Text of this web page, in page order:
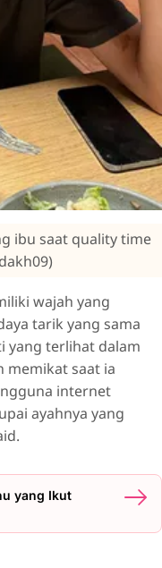
ibu saat quality time
wajah yang
tarik yang sama
yang terlihat dalam
memikat saat ia
internet
ayahnya yang
yang Ikut